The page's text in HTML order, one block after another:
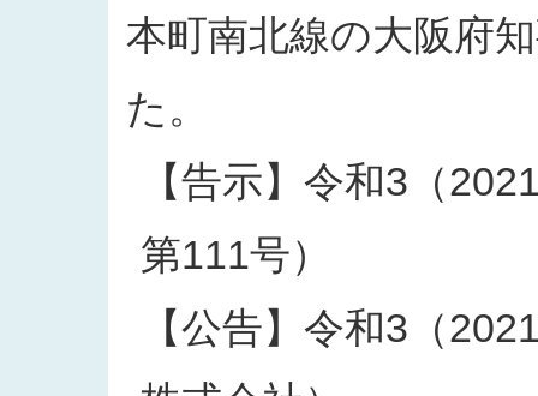
本町南北線の大阪府
た。
【告示】令和3（
第111号）
【公告】令和3（